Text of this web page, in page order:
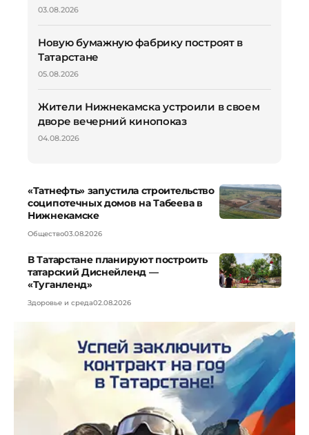
03.08.2026
Новую бумажную фабрику построят в
Татарстане
05.08.2026
Жители Нижнекамска устроили в своем
дворе вечерний кинопоказ
04.08.2026
«Татнефть» запустила строительство
соципотечных домов на Табеева в
Нижнекамске
Общество03.08.2026
В Татарстане планируют построить
татарский Диснейленд —
«Туганленд»
Здоровье и среда02.08.2026